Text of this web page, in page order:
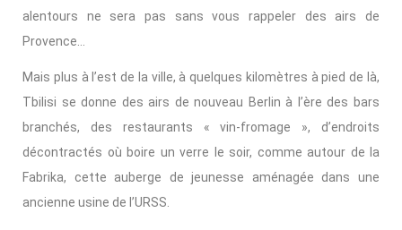
alentours ne sera pas sans vous rappeler des airs de
Provence…
Mais plus à l’est de la ville, à quelques kilomètres à pied de là,
Tbilisi se donne des airs de nouveau Berlin à l’ère des bars
branchés, des restaurants « vin-fromage », d’endroits
décontractés où boire un verre le soir, comme autour de la
Fabrika, cette auberge de jeunesse aménagée dans une
ancienne usine de l’URSS.